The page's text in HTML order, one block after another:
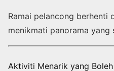
Ramai pelancong berhenti
menikmati panorama yang
Aktiviti Menarik yang